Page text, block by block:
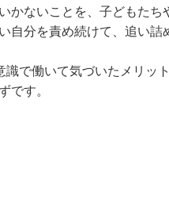
かないことを、子どもた
自分を責め続けて、追い詰
識で働いて気づいたメリ
です。